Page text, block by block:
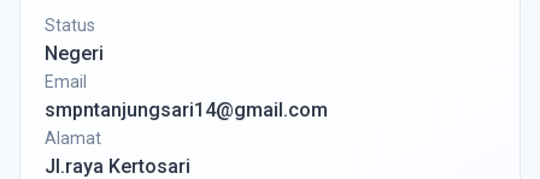
Status
Negeri
Email
smpntanjungsari14@gmail.com
Alamat
Jl.raya Kertosari